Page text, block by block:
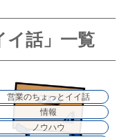
イ話」一覧
営業のちょっとイイ話
情報
ノウハウ